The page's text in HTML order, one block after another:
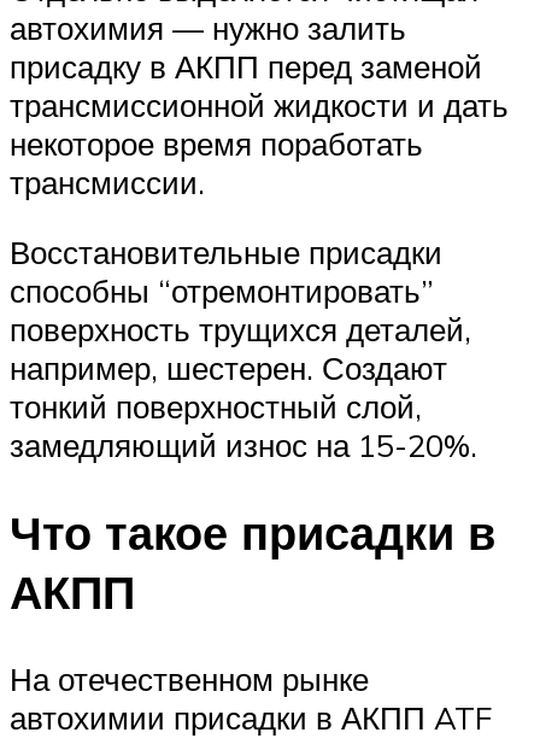
автохимия — нужно залить
присадку в АКПП перед заменой
трансмиссионной жидкости и дать
некоторое время поработать
трансмиссии.
Восстановительные присадки
способны “отремонтировать”
поверхность трущихся деталей,
например, шестерен. Создают
тонкий поверхностный слой,
замедляющий износ на 15-20%.
Что такое присадки в
АКПП
На отечественном рынке
автохимии присадки в АКПП ATF